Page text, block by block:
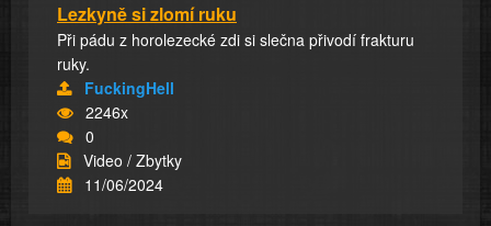
Lezkyně si zlomí ruku
Při pádu z horolezecké zdi si slečna přivodí frakturu
ruky.
FuckingHell
2246x
0
Video / Zbytky
11/06/2024